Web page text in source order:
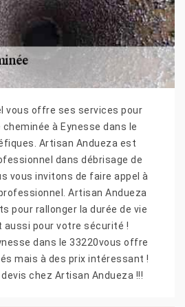
vous offre ses services pour
à Eynesse dans le
Artisan Andueza est
dans débrisage de
vous invitons de faire appel à
Artisan Andueza
pour rallonger la durée de vie
aussi pour votre sécurité !
dans le 33220vous offre
mais à des prix intéressant !
chez Artisan Andueza !!!